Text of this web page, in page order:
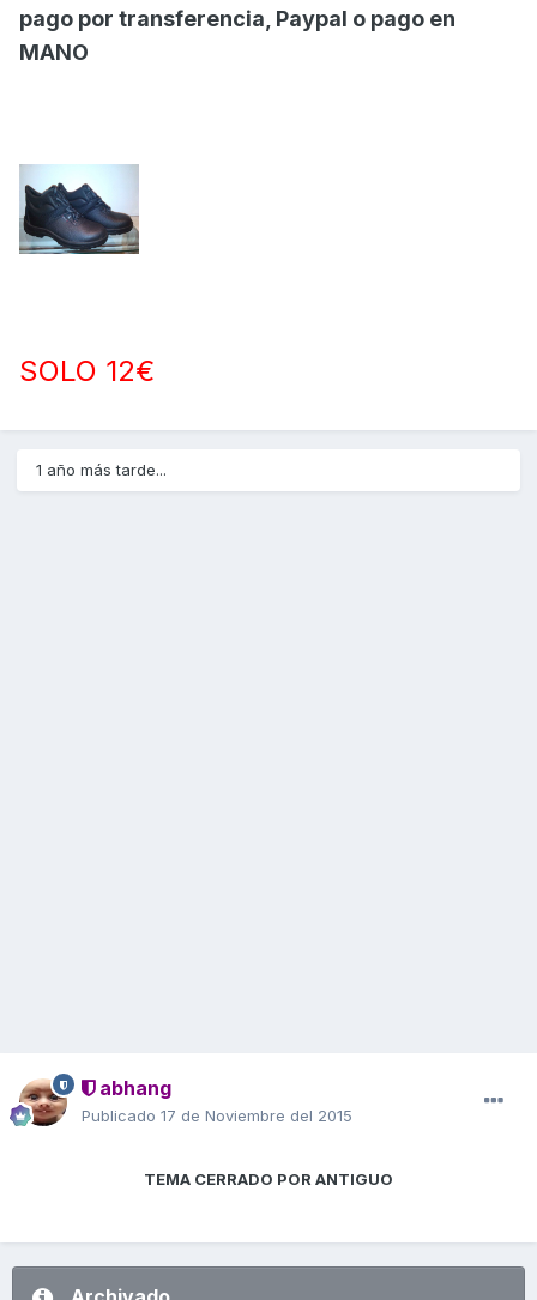
pago por transferencia, Paypal o pago en
MANO
SOLO 12€
1 año más tarde...
abhang
Publicado 17 de Noviembre del 2015
TEMA CERRADO POR ANTIGUO